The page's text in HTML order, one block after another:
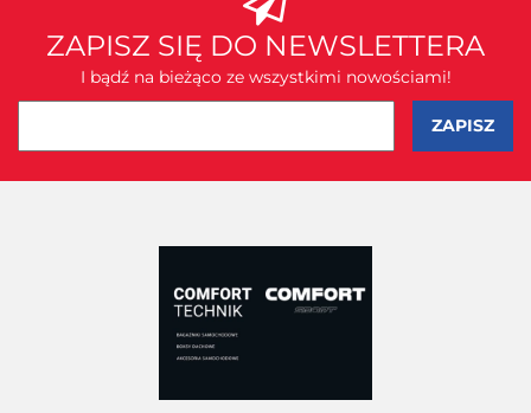
ZAPISZ SIĘ DO NEWSLETTERA
I bądź na bieżąco ze wszystkimi nowościami!